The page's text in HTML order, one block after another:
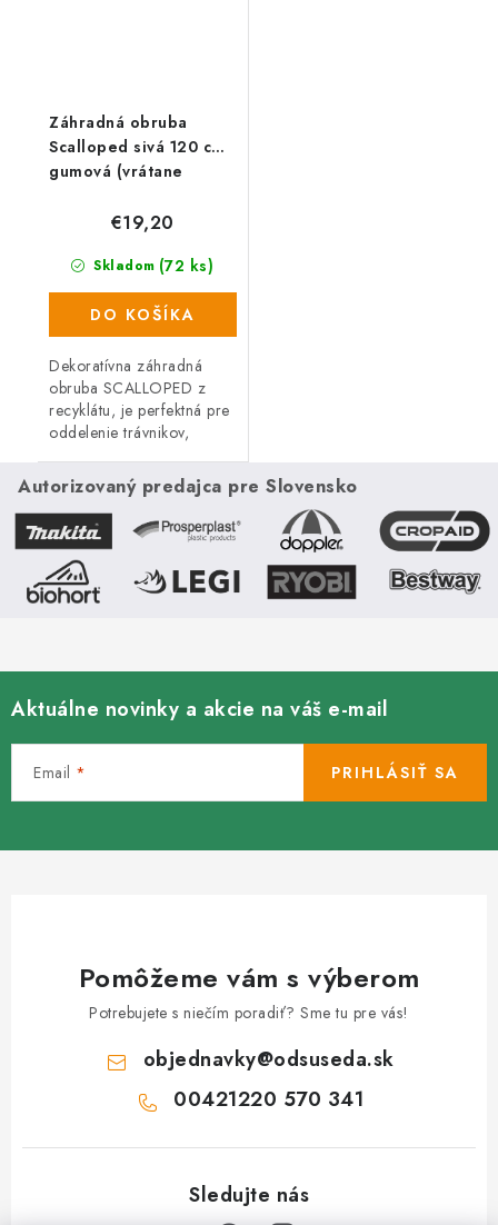
Záhradná obruba
Scalloped sivá 120 cm,
gumová (vrátane
Skladom (72 ks)
€19,20
DO KOŠÍKA
Dekoratívna záhradná
obruba SCALLOPED z
recyklátu, je perfektná pre
oddelenie trávnikov,
alebo miest na odpočinok
na záhrade. Pružný,
recyklovaný...
Autorizovaný predajca pre Slovensko
Aktuálne novinky a akcie na váš e-mail
Email PRIHLÁSIŤ SA
Pomôžeme vám s výberom
Potrebujete s niečím poradiť? Sme tu pre vás!
objednavky@odsuseda.sk
00421220 570 341